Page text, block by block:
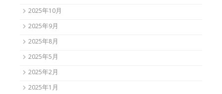
2025年10月
2025年9月
2025年8月
2025年5月
2025年2月
2025年1月